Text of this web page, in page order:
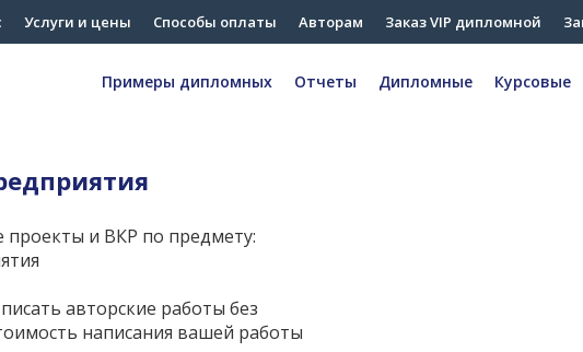
Услуги и цены Способы оплаты Авторам Заказ VIP дипломной
Примеры дипломных Отчеты Дипломные Курсовые
и ВКР по предмету:
авторские работы без
написания вашей работы